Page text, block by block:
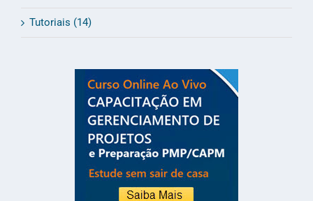
Tutoriais (14)